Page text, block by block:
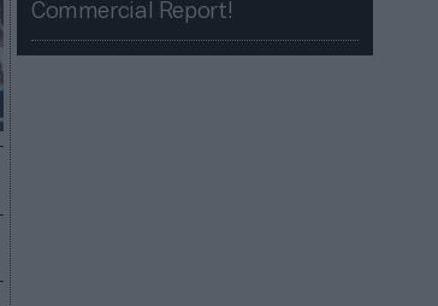
Commercial Report!​​